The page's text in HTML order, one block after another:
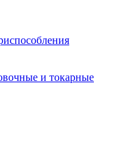
и токарные